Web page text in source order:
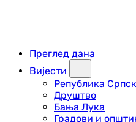
Преглед дана
Вијести
Република
Друштво
Бања Лука
Градови и